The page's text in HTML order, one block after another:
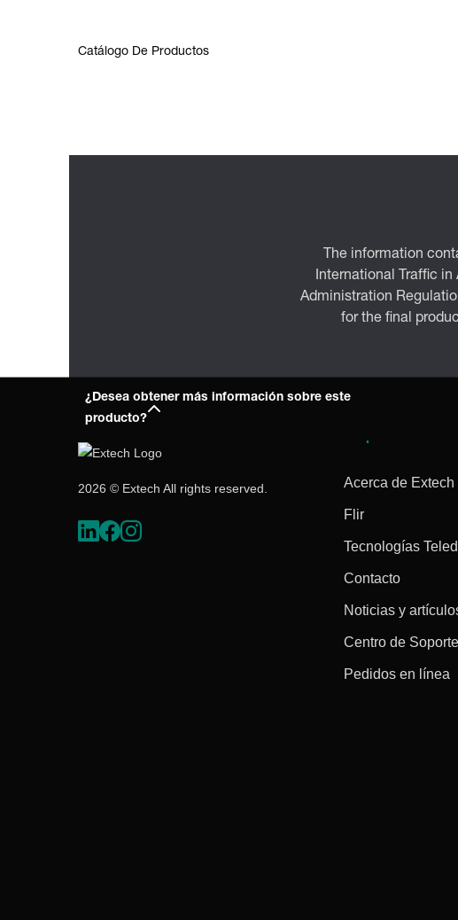
Catálogo De Productos
The information
International Traffic in
Administration
for the final
¿Desea obtener más información sobre este
producto?
2026 © Extech All rights reserved. Acerca de Extech
Flir
Tecnologías
Contacto
Noticias y
Centro de Soporte
Pedidos en línea